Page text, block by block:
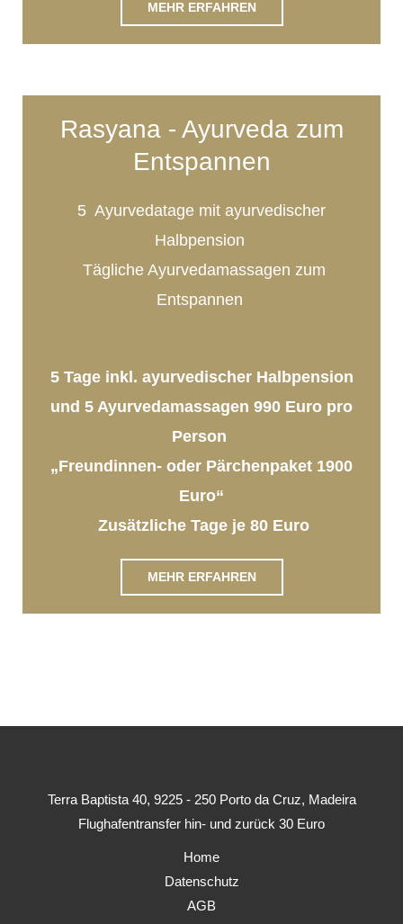
MEHR ERFAHREN
Rasyana - Ayurveda zum
Entspannen
5 Ayurvedatage mit ayurvedischer
Halbpension
Tägliche Ayurvedamassagen zum
Entspannen
5 Tage inkl. ayurvedischer Halbpension
und 5 Ayurvedamassagen 990 Euro pro
Person
„Freundinnen- oder Pärchenpaket 1900
Euro“
Zusätzliche Tage je 80 Euro
MEHR ERFAHREN
Terra Baptista 40, 9225 - 250 Porto da Cruz, Madeira
Flughafentransfer hin- und zurück 30 Euro
Home
Datenschutz
AGB